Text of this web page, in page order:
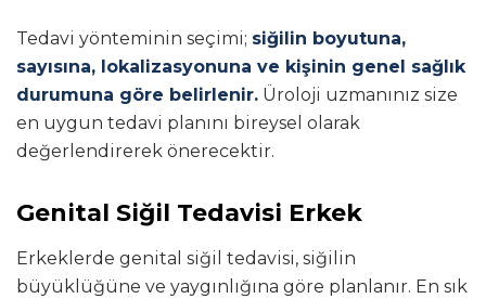
Tedavi yönteminin seçimi; siğilin boyutuna,
sayısına, lokalizasyonuna ve kişinin genel sağlık
durumuna göre belirlenir. Üroloji uzmanınız size
en uygun tedavi planını bireysel olarak
değerlendirerek önerecektir.
Genital Siğil Tedavisi Erkek
Erkeklerde genital siğil tedavisi, siğilin
büyüklüğüne ve yaygınlığına göre planlanır. En sık